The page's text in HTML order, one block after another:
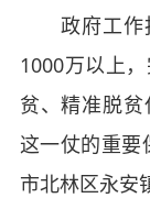
政府工作报
1000万以上
贫、精准脱
这一仗的重要
市北林区永安